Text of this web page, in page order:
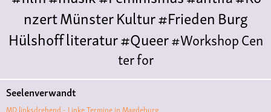
nzertMünsterKultur#FriedenBurg
Hülshoffliteratur#Queer#WorkshopCen
ter for
LiteraturePolyamoriePolytreff#liveKonzert
Polyamorietreff
Seelenverwandt
MD linksdrehend - Linke Termine in Magdeburg